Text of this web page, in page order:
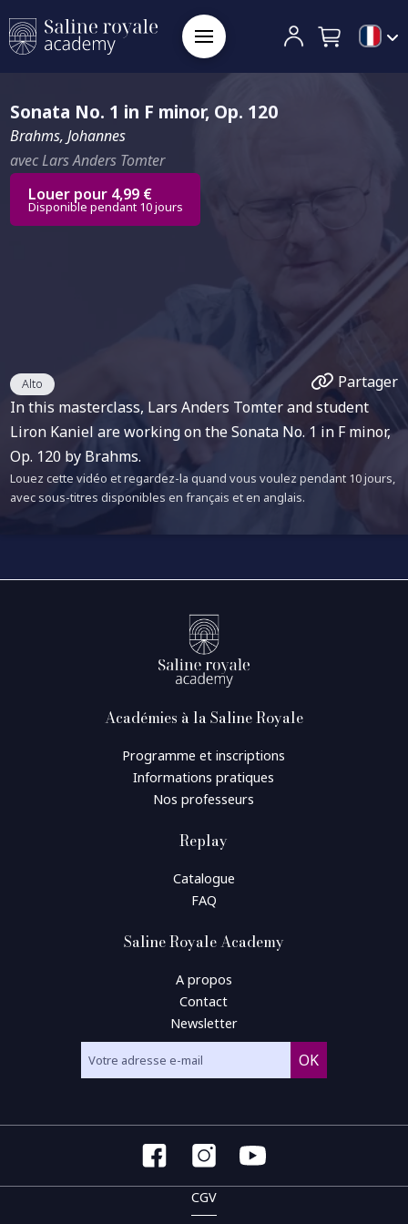
Sonata No. 1 in F minor, Op. 120
Brahms, Johannes
avec Lars Anders Tomter
Louer pour 4,99 €
Disponible pendant 10 jours
Alto
Partager
In this masterclass, Lars Anders Tomter and student
Liron Kaniel are working on the Sonata No. 1 in F minor,
Op. 120 by Brahms.
Louez cette vidéo et regardez-la quand vous voulez pendant 10 jours,
avec sous-titres disponibles en français et en anglais.
Académies à la Saline Royale
Programme et inscriptions
Informations pratiques
Nos professeurs
Replay
Catalogue
FAQ
Saline Royale Academy
A propos
Contact
Newsletter
CGV